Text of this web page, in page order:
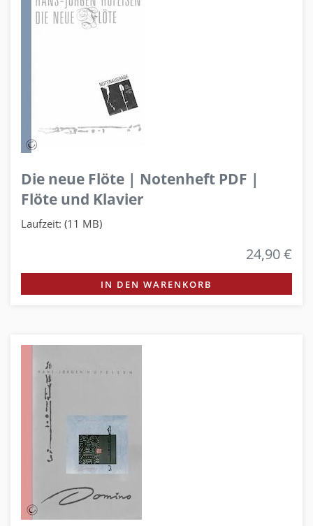
Die neue Flöte | Notenheft PDF |
Flöte und Klavier
Laufzeit: (11 MB)
24,90 €
IN DEN WARENKORB